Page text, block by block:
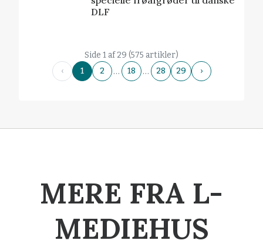
DLF
Side 1 af 29 (575 artikler)
‹
1 2 … 18 … 28 29 ›
MERE FRA L-
MEDIEHUS